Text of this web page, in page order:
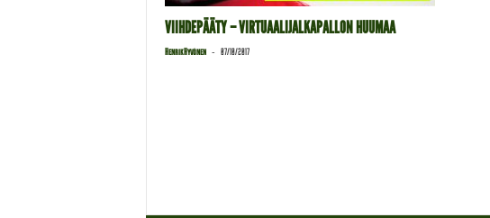
VIIHDEPÄÄTY – VIRTUAALIJALKAPALLON HUUMAA
Henrik Hyvönen - 07/10/2017